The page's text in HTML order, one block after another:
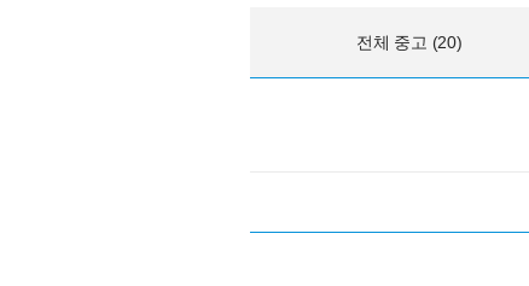
전체 중고 (20)